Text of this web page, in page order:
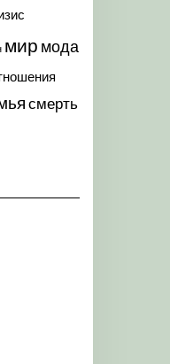
мир мода
смерть